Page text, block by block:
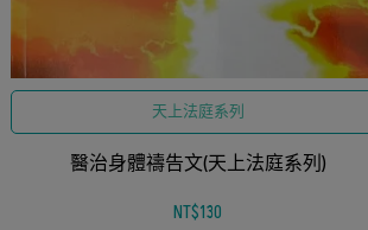
天上法庭系列
醫治身體禱告文(天上法庭系列)
NT$130